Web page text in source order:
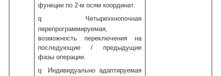
функции по 2-м осям координат.
q
Четырехкнопочная
перепрограммируемая,
возможность переключения на
последующие / предыдущие
фазы операции.
q
Индивидуально адаптируемая